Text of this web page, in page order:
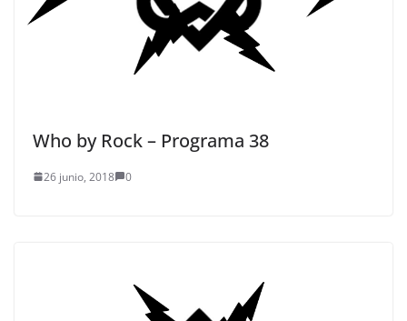
Who by Rock – Programa 38
26 junio, 2018 0